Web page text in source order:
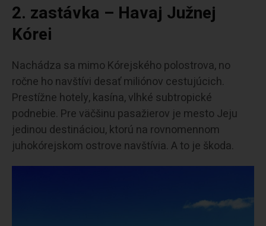
2. zastávka – Havaj Južnej
Kórei
Nachádza sa mimo Kórejského polostrova, no
ročne ho navštívi desať miliónov cestujúcich.
Prestížne hotely, kasína, vlhké subtropické
podnebie. Pre väčšinu pasažierov je mesto Jeju
jedinou destináciou, ktorú na rovnomennom
juhokórejskom ostrove navštívia. A to je škoda.